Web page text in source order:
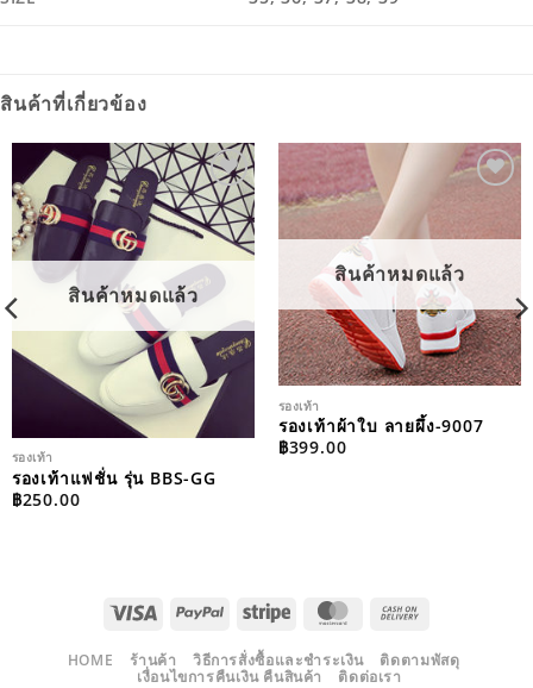
สินค้าที่เกี่ยวข้อง
ADD TO
WISHLIST
สินค้าหมดแล้ว
รองเท้า
รองเท้าแฟชั่น รุ่น BBS-GG
฿250.00
สินค้าหมดแล้ว
รองเท้า
รองเท้าผ้าใบ ลายผึ้ง-9007
฿399.00
VISA PAYPALSTRIPE MASTERCARD
DELIVERY
HOME ร้านค้า วิธีการสั่งซื้อและชำระเงิน
ติดตามพัสดุ
เงื่อนไขการคืนเงิน คืนสินค้า
ติดต่อเรา